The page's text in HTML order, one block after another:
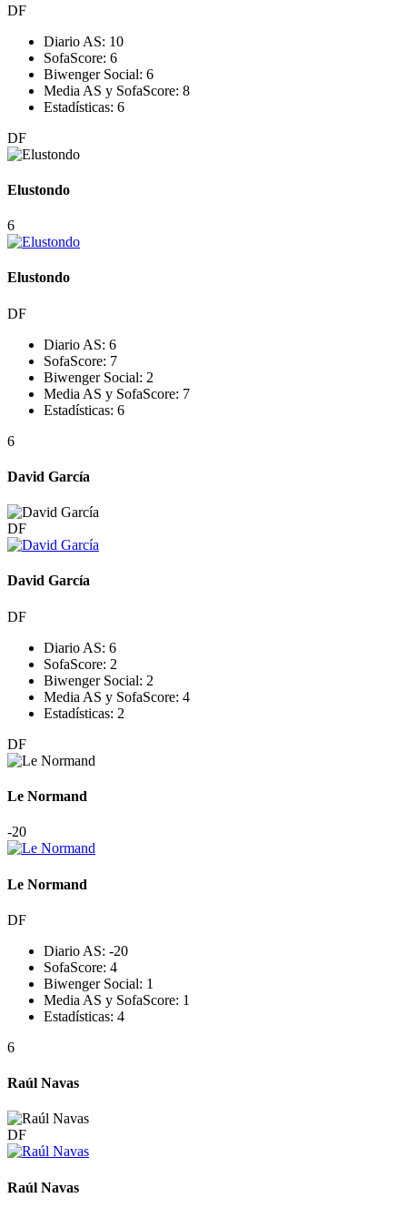
DF
Diario AS: 10
SofaScore: 6
Biwenger Social: 6
Media AS y SofaScore: 8
Estadísticas: 6
DF
Elustondo
6
Elustondo
DF
Diario AS: 6
SofaScore: 7
Biwenger Social: 2
Media AS y SofaScore: 7
Estadísticas: 6
6
David García
DF
David García
DF
Diario AS: 6
SofaScore: 2
Biwenger Social: 2
Media AS y SofaScore: 4
Estadísticas: 2
DF
Le Normand
-20
Le Normand
DF
Diario AS: -20
SofaScore: 4
Biwenger Social: 1
Media AS y SofaScore: 1
Estadísticas: 4
6
Raúl Navas
DF
Raúl Navas